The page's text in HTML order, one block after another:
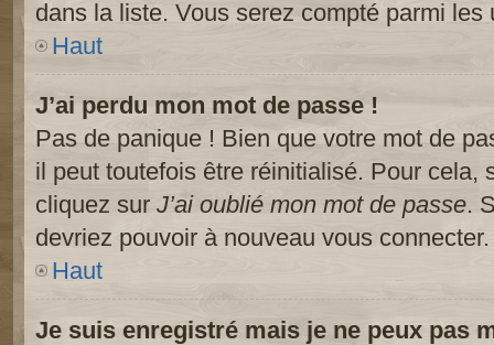
dans la liste. Vous serez compté parmi
Haut
J’ai perdu mon mot de passe !
Pas de panique ! Bien que votre mot de
il peut toutefois être réinitialisé. Pour cela,
cliquez sur J’ai oublié mon mot de passe.
devriez pouvoir à nouveau vous connecter.
Haut
Je suis enregistré mais je ne peux pas